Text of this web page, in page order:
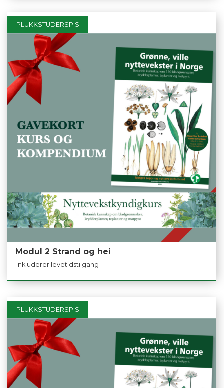
PLUKKSTUDERSPIS
Modul 2 Strand og hei
Inkluderer levetidstilgang
PLUKKSTUDERSPIS